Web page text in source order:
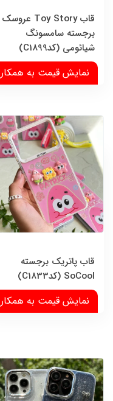
قاب Toy Story عروسک
برجسته سامسونگ
شیائومی (کدC1899)
نمایش قیمت به همکار
قاب پاتریک برجسته
SoCool (کدC1833)
نمایش قیمت به همکار